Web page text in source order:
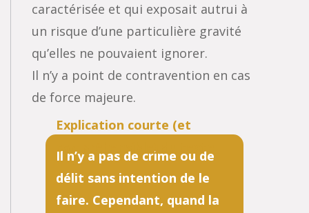
caractérisée et qui exposait autrui à
un risque d’une particulière gravité
qu’elles ne pouvaient ignorer.
Il n’y a point de contravention en cas
de force majeure.
Il n’y a pas de crime ou de
délit sans intention de le
faire. Cependant, quand la